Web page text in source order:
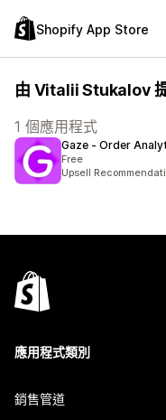
Shopify App Store
由 Vitalii Stukalov
1 個應用程式
Gaze ‑ Order
Free
Upsell
應用程式類別
銷售管道